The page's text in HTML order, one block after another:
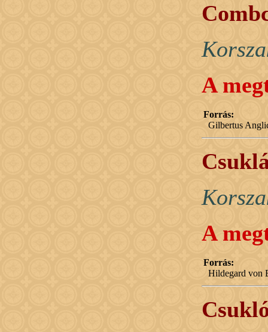
A
Forrás:
Gilbertus
A
Forrás:
Hildegard von